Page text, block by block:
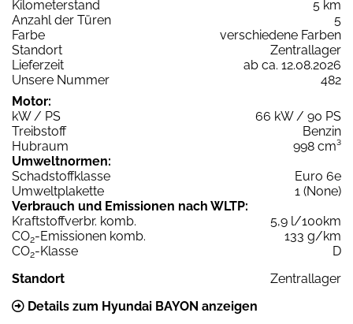
Kilometerstand
5 km
Anzahl der Türen
5
Farbe
verschiedene Farben
Standort
Zentrallager
Lieferzeit
ab ca. 12.08.2026
Unsere Nummer
482
Motor:
kW / PS
66 kW / 90 PS
Treibstoff
Benzin
Hubraum
998 cm³
Umweltnormen:
Schadstoffklasse
Euro 6e
Umweltplakette
1 (None)
Verbrauch und Emissionen nach WLTP:
Kraftstoffverbr. komb.
5,9 l/100km
CO2-Emissionen komb.
133 g/km
CO2-Klasse
D
Standort
Zentrallager
Details zum Hyundai BAYON anzeigen